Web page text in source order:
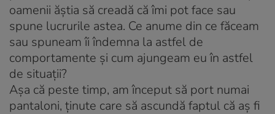
oamenii ăştia să creadă că îmi pot face sau
spune lucrurile astea. Ce anume din ce făceam
sau spuneam îi îndemna la astfel de
comportamente şi cum ajungeam eu în astfel
de situaţii?
Aşa că peste timp, am început să port numai
pantaloni, ţinute care să ascundă faptul că aş fi